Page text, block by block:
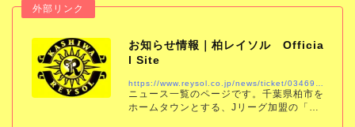
お知らせ情報｜柏レイソル Officia
l Site
ニュース一覧のページです。千葉県柏市を
ホームタウンとする、Jリーグ加盟の「柏